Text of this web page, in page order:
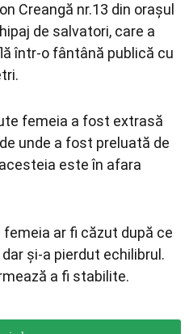
Creangă nr.13 din orașul
de salvatori, care a
într-o fântână publică cu
femeia a fost extrasă
unde a fost preluată de
este în afara
ar fi căzut după ce
și-a pierdut echilibrul.
a fi stabilite.